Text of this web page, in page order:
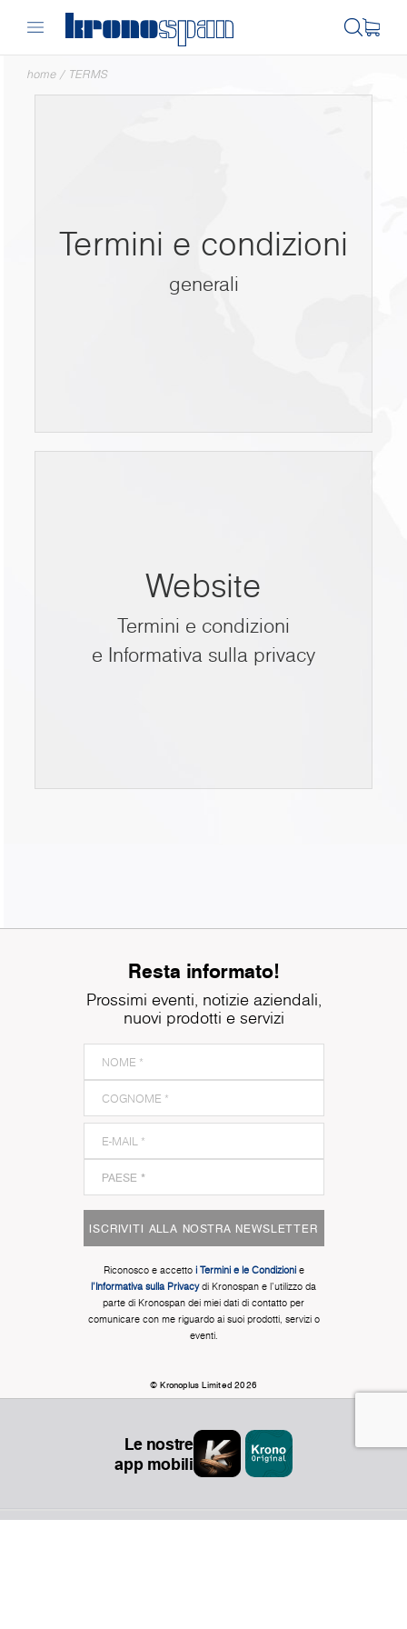
home / TERMS
Termini e condizioni
generali
Website
Termini e condizioni
e Informativa sulla privacy
Resta informato!
Prossimi eventi, notizie aziendali,
nuovi prodotti e servizi
ISCRIVITI ALLA NOSTRA NEWSLETTER
Riconosco e accetto i Termini e le Condizionie
l'Informativa sulla Privacydi Kronospan e l'utilizzo da
parte di Kronospan dei miei dati di contatto per
comunicare con me riguardo ai suoi prodotti, servizi o
eventi.
© Kronoplus Limited 2026
Le nostre
app mobili